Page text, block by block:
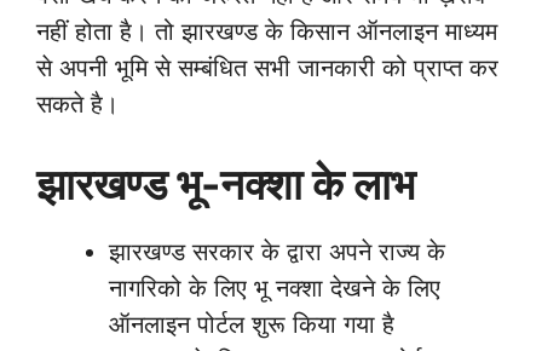
नहीं होता है। तो झारखण्ड के किसान ऑनलाइन माध्यम
से अपनी भूमि से सम्बंधित सभी जानकारी को प्राप्त कर
सकते है।
झारखण्ड भू-नक्शा के लाभ
झारखण्ड सरकार के द्वारा अपने राज्य के
नागरिको के लिए भू नक्शा देखने के लिए
ऑनलाइन पोर्टल शुरू किया गया है